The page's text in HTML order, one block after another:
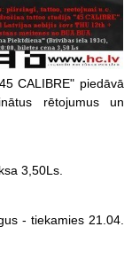
CALIBRE" piedāvā
rētojumus un
3,50Ls.
- tiekamies 21.04.